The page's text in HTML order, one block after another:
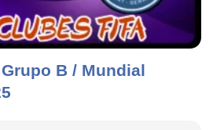
B / Mundial